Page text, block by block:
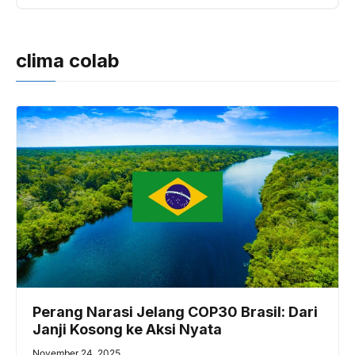
clima colab
Perang Narasi Jelang COP30 Brasil: Dari
Janji Kosong ke Aksi Nyata